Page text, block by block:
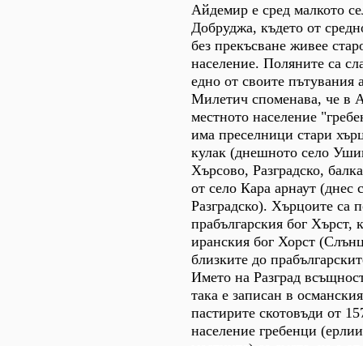
Айдемир е сред малкото
Добруджа, където от
без прекъсване живее
население. Поляните са
едно от своите
Милетич споменава, че в
местното население
има преселници стари
кулак (днешното село
Хърсово, Разградско,
от село Кара арнаут (днес
Разградско). Хърцоите са
прабългарския бог Хърст,
иранския бог Хорст
близките до
Името на Разград
така е записан в
пастирите скотовъди от
население гребенци